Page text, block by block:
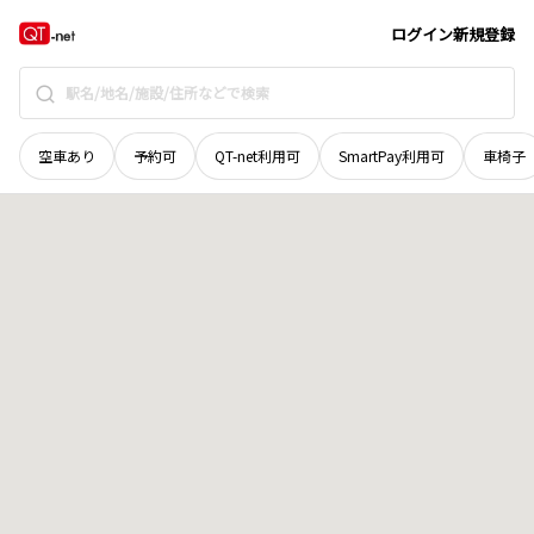
ログイン新規登録
空車あり 予約可 QT-net利用可 SmartPay利用可 車椅子
愛媛県